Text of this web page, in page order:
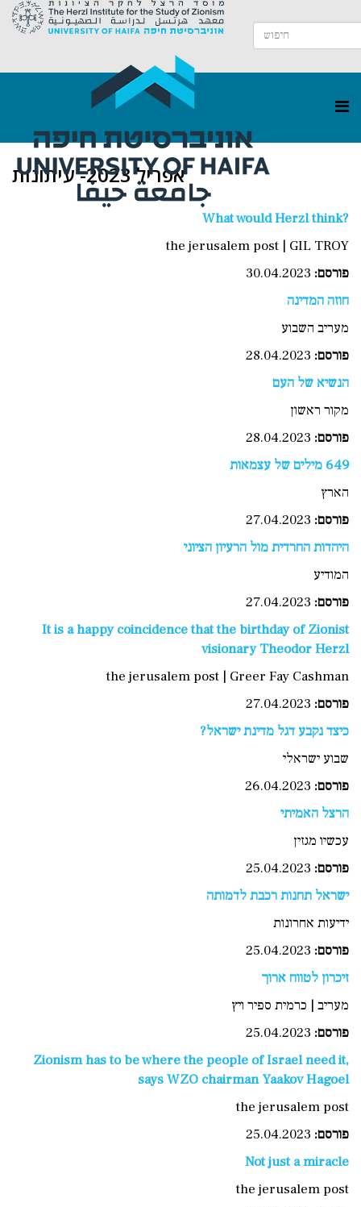
אפריל 2023- עיתונות
What would Herzl think?
the jerusalem post | GIL TROY
פורסם:
חוזה המדינה
מעריב השבוע
פורסם:
הנשיא של העם
מקור ראשון
פורסם:
649 מילים של עצמאות
הארץ
פורסם:
היהדות החרדית מול הרעיון הציוני
המודיע
פורסם:
It is a happy coincidence that the birthday of Zionist
visionary Theodor Herzl
the jerusalem post | Greer Fay Cashman
פורסם:
כיצד נקבע דגל מדינת ישראל?
שבוע ישראלי
פורסם:
הרצל האמיתי
עכשיו מגזין
פורסם:
ישראל תחנות רכבת לדמותה
ידיעות אחרונות
פורסם:
זיכרון לטווח ארוך
מעריב | כרמית ספיר ויץ
פורסם:
Zionism has to be where the people of Israel need it,
says WZO chairman Yaakov Hagoel
the jerusalem post
פורסם:
Not just a miracle
the jerusalem post